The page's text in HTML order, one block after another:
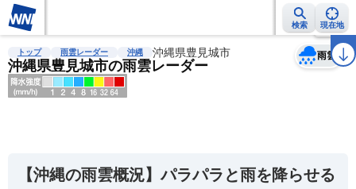
検索 現在地
雨雲レーダー 台風情報 地震情報 警報・注意報 2週間天気 ラ
トップ 雨雲レーダー 沖縄 沖縄県豊見城市
沖縄県豊見城市の雨雲レーダー
雨雲
天気 台風
【沖縄の雨雲概況】パラパラと雨を降らせる